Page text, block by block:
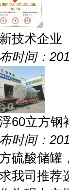
技术企业
时间：
60立方钢
时间：
硫酸储罐
我司推荐